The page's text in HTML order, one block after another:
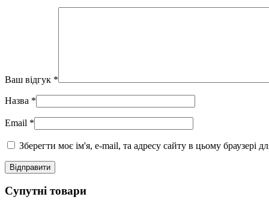
Ваш відгук *
Назва *
Email *
Зберегти моє ім'я, e-mail, та адресу сайту в цьому браузері
Супутні товари